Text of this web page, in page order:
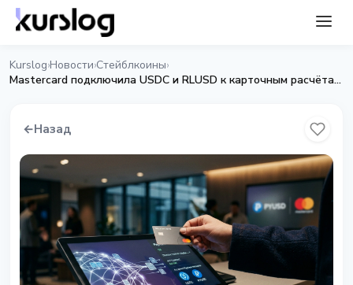
Kurslog›Новости›Стейблкоины›
Mastercard подключила USDC и RLUSD к карточным расчётам: что изменилось для рынка
←Назад